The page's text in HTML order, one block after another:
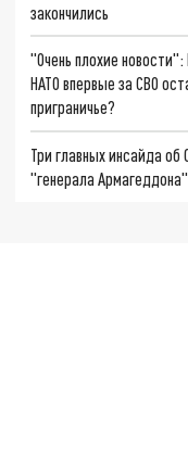
закончились
"Очень плохие
НАТО впервые за СВО
приграничье?
Три главных инсайда
"генерала